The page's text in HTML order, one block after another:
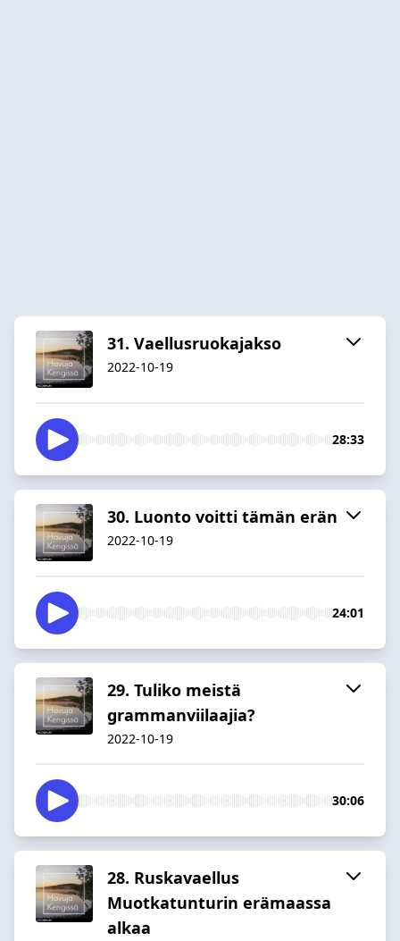
31. Vaellusruokajakso
2022-10-19
28:33
30. Luonto voitti tämän erän
2022-10-19
24:01
29. Tuliko meistä
grammanviilaajia?
2022-10-19
30:06
28. Ruskavaellus
Muotkatunturin erämaassa
alkaa